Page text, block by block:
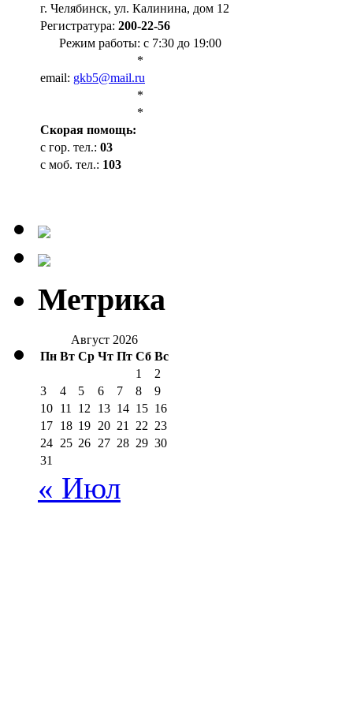
г. Челябинск, ул. Калинина, дом 12
Регистратура: 200-22-56
Режим работы: с 7:30 до 19:00
*
email: gkb5@mail.ru
*
*
Cкорая помощь:
с гор. тел.: 03
с моб. тел.: 103
Метрика
Август 2026
Пн Вт Ср Чт Пт Сб Вс
1
2
3
4 5 6 7 8
9
10 11 12 13 14 15 16
17 18 19 20 21 22 23
24 25 26 27 28 29 30
31
« Июл